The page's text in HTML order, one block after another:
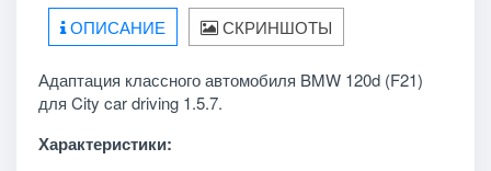
ОПИСАНИЕ СКРИНШОТЫ
Адаптация классного автомобиля BMW 120d (F21)
для City car driving 1.5.7.
Характеристики: